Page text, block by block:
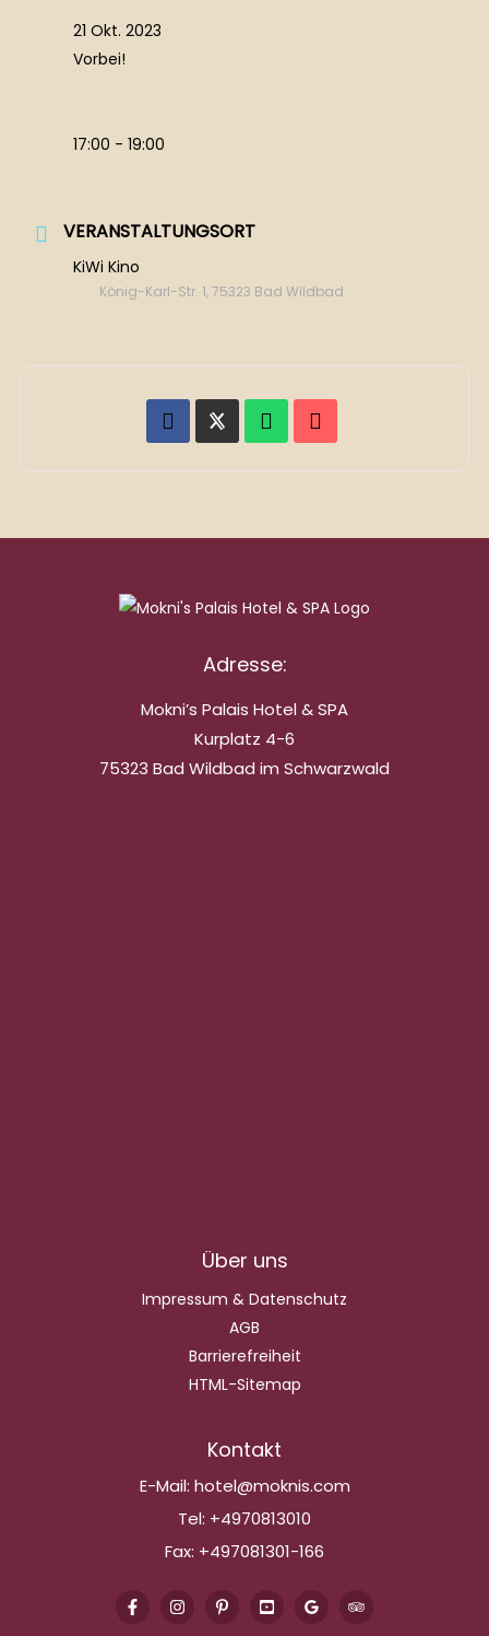
21 Okt. 2023
Vorbei!
17:00 - 19:00
VERANSTALTUNGSORT
KiWi Kino
König-Karl-Str. 1, 75323 Bad Wildbad
Adresse:
Mokni’s Palais Hotel & SPA
Kurplatz 4-6
75323 Bad Wildbad im Schwarzwald
Über uns
Impressum & Datenschutz
AGB
Barrierefreiheit
HTML-Sitemap
Kontakt
E-Mail: hotel@moknis.com
Tel: +4970813010
Fax: +497081301-166